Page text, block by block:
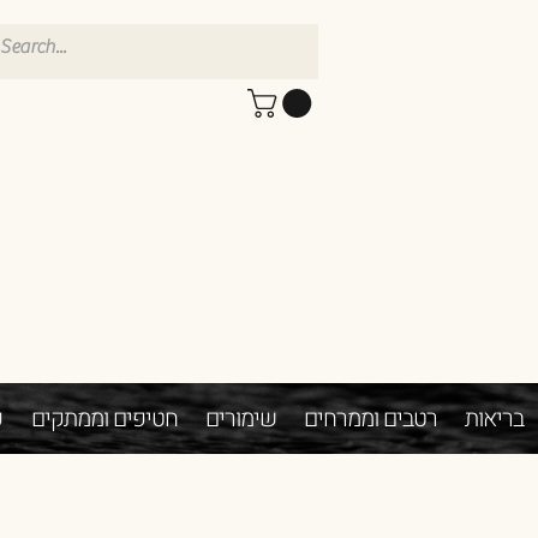
חטיפים וממתקים שימורים רטבים וממרחים בריאות